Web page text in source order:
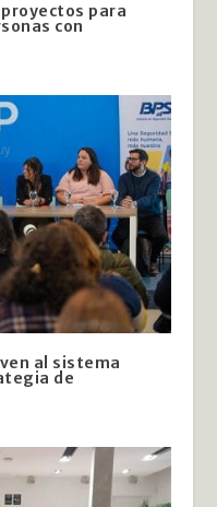
para
con
al sistema
de